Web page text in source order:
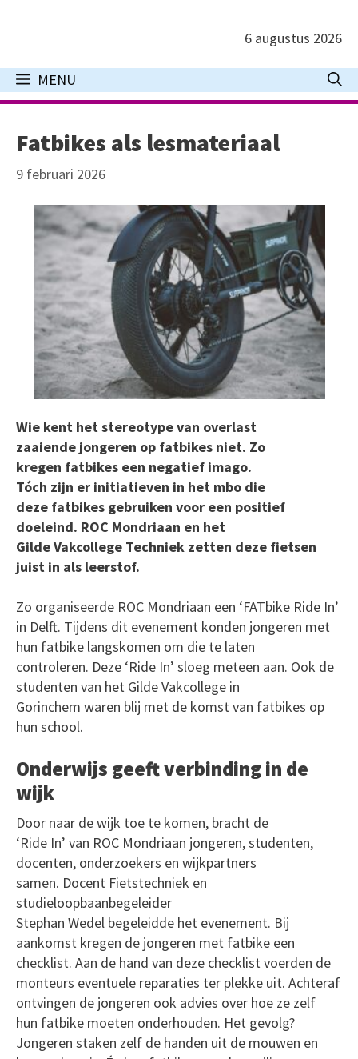
inhoud
6 augustus 2026
MENU
Fatbikes als lesmateriaal
9 februari 2026
Wie kent het stereotype van overlast
zaaiende jongeren op fatbikes niet. Zo
kregen fatbikes een negatief imago.
Tóch zijn er initiatieven in het mbo die
deze fatbikes gebruiken voor een positief
doeleind. ROC Mondriaan en het
Gilde Vakcollege Techniek zetten deze fietsen
juist in als leerstof.
Zo organiseerde ROC Mondriaan een ‘FATbike Ride In’
in Delft. Tijdens dit evenement konden jongeren met
hun fatbike langskomen om die te laten
controleren. Deze ‘Ride In’ sloeg meteen aan. Ook de
studenten van het Gilde Vakcollege in
Gorinchem waren blij met de komst van fatbikes op
hun school.
Onderwijs geeft verbinding in de
wijk
Door naar de wijk toe te komen, bracht de
‘Ride In’ van ROC Mondriaan jongeren, studenten,
docenten, onderzoekers en wijkpartners
samen. Docent Fietstechniek en
studieloopbaanbegeleider
Stephan Wedel begeleidde het evenement. Bij
aankomst kregen de jongeren met fatbike een
checklist. Aan de hand van deze checklist voerden de
monteurs eventuele reparaties ter plekke uit. Achteraf
ontvingen de jongeren ook advies over hoe ze zelf
hun fatbike moeten onderhouden. Het gevolg?
Jongeren staken zelf de handen uit de mouwen en